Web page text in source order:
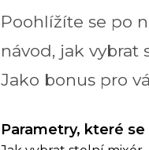
Poohlížíte se po
návod, jak vybrat
Jako bonus pro
Parametry, které